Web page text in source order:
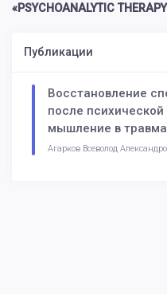
«PSYCHOANALYTIC
Публикации
Восстановление
после
мышление в
Агарков Всеволод